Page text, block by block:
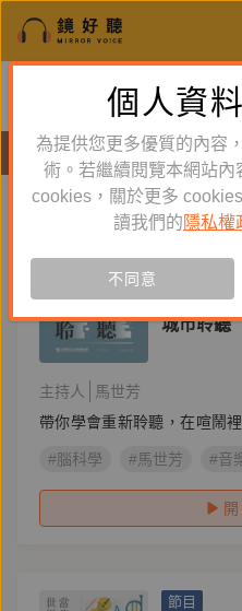
鏡好聽全新APP
體驗全面升級，即刻下
節目
音樂教育
知識好好玩
城市聆聽
主持人
馬世芳
帶你學會重新聆聽，在喧鬧
#腦科學 #馬世芳 #音
節目
個人資
為提供您更多優質的內容
術。若繼續閱覽本網站內
cookies，關於更多
讀我們的 隱私權
不同意